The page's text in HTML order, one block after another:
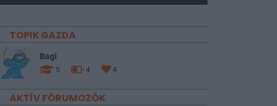
TOPIK GAZDA
Bagi
5 4 4
AKTÍV FÓRUMOZÓK